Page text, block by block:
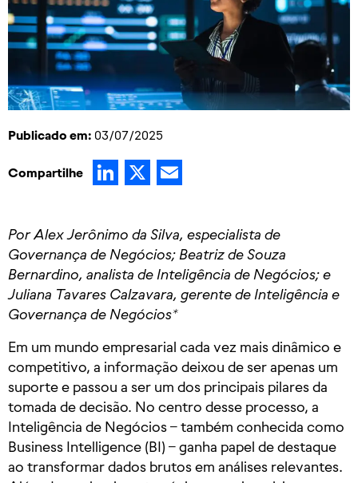
Publicado em: 03/07/2025
Compartilhe LinkedIn
X
Por Alex Jerônimo da Silva, especialista de
Governança de Negócios; Beatriz de Souza
Bernardino, analista de Inteligência de Negócios; e
Juliana Tavares Calzavara, gerente de Inteligência e
Governança de Negócios*
Em um mundo empresarial cada vez mais dinâmico e
competitivo, a informação deixou de ser apenas um
suporte e passou a ser um dos principais pilares da
tomada de decisão. No centro desse processo, a
Inteligência de Negócios – também conhecida como
Business Intelligence (BI) – ganha papel de destaque
ao transformar dados brutos em análises relevantes.